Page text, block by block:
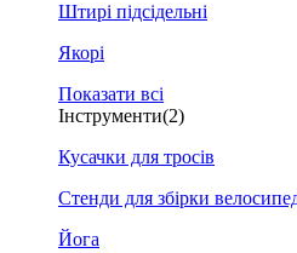
Штирі підсідельні
Якорі
Показати всі
Інструменти(2)
Кусачки для тросів
Стенди для збірки
Йога